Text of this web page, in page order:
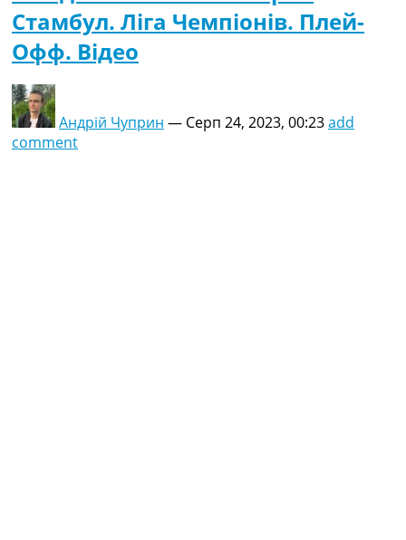
Стамбул. Ліга Чемпіонів. Плей-
Офф. Відео
Андрій Чуприн — Серп 24, 2023, 00:23add
comment